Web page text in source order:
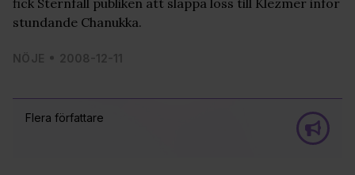
Flera författare
stundande Chanukka.
NÖJE 2008-12-11